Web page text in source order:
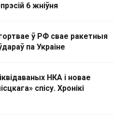
6 жніўня
ў РФ свае ракетныя
па Украіне
НКА і новае
спісу. Хронікі